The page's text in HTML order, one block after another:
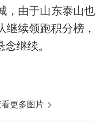
，由于山东泰山也
继续领跑积分榜，
继续。
更多图片